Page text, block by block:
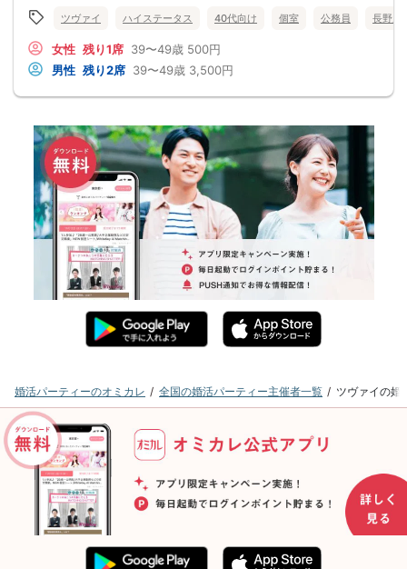
ツヴァイ ハイステータス 40代向け 個室 公務員 長野県
女性 残り1席 39〜49歳 500円
男性 残り2席 39〜49歳 3,500円
婚活パーティーのオミカレ 全国の婚活パーティー主催者一覧 ツヴァイの婚